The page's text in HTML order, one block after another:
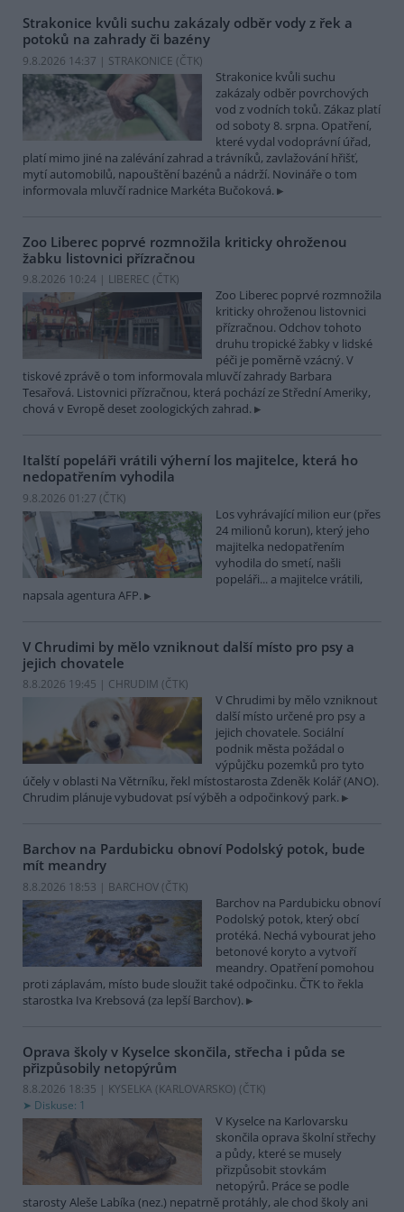
Strakonice kvůli suchu zakázaly odběr vody z řek a
potoků na zahrady či bazény
9.8.2026 14:37 | STRAKONICE (ČTK)
Strakonice kvůli suchu
zakázaly odběr povrchových
vod z vodních toků. Zákaz platí
od soboty 8. srpna. Opatření,
které vydal vodoprávní úřad,
platí mimo jiné na zalévání zahrad a trávníků, zavlažování hřišť,
mytí automobilů, napouštění bazénů a nádrží. Novináře o tom
informovala mluvčí radnice Markéta Bučoková.
Zoo Liberec poprvé rozmnožila kriticky ohroženou
žabku listovnici přízračnou
9.8.2026 10:24 | LIBEREC (ČTK)
Zoo Liberec poprvé rozmnožila
kriticky ohroženou listovnici
přízračnou. Odchov tohoto
druhu tropické žabky v lidské
péči je poměrně vzácný. V
tiskové zprávě o tom informovala mluvčí zahrady Barbara
Tesařová. Listovnici přízračnou, která pochází ze Střední Ameriky,
chová v Evropě deset zoologických zahrad.
Italští popeláři vrátili výherní los majitelce, která ho
nedopatřením vyhodila
9.8.2026 01:27 (ČTK)
Los vyhrávající milion eur (přes
24 milionů korun), který jeho
majitelka nedopatřením
vyhodila do smetí, našli
popeláři... a majitelce vrátili,
napsala agentura AFP.
V Chrudimi by mělo vzniknout další místo pro psy a
jejich chovatele
8.8.2026 19:45 | CHRUDIM (ČTK)
V Chrudimi by mělo vzniknout
další místo určené pro psy a
jejich chovatele. Sociální
podnik města požádal o
výpůjčku pozemků pro tyto
účely v oblasti Na Větrníku, řekl místostarosta Zdeněk Kolář (ANO).
Chrudim plánuje vybudovat psí výběh a odpočinkový park.
Barchov na Pardubicku obnoví Podolský potok, bude
mít meandry
8.8.2026 18:53 | BARCHOV (ČTK)
Barchov na Pardubicku obnoví
Podolský potok, který obcí
protéká. Nechá vybourat jeho
betonové koryto a vytvoří
meandry. Opatření pomohou
proti záplavám, místo bude sloužit také odpočinku. ČTK to řekla
starostka Iva Krebsová (za lepší Barchov).
Oprava školy v Kyselce skončila, střecha i půda se
přizpůsobily netopýrům
8.8.2026 18:35 | KYSELKA (KARLOVARSKO) (ČTK)
Diskuse: 1
V Kyselce na Karlovarsku
skončila oprava školní střechy
a půdy, které se musely
přizpůsobit stovkám
netopýrů. Práce se podle
starosty Aleše Labíka (nez.) nepatrně protáhly, ale chod školy ani